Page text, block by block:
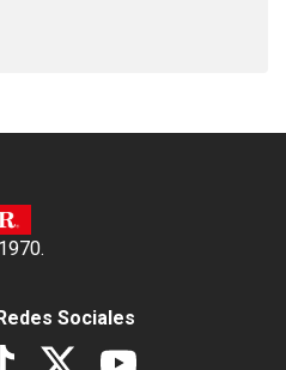
Sociales